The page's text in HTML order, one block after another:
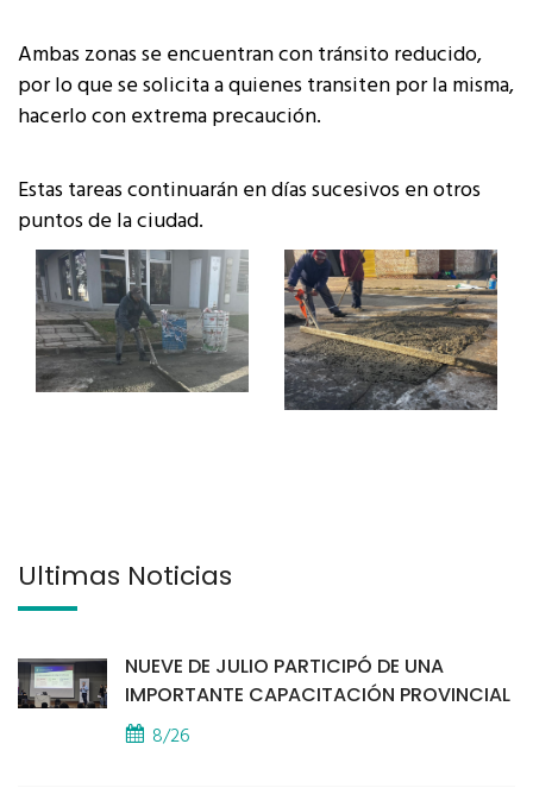
Ambas zonas se encuentran con tránsito reducido,
por lo que se solicita a quienes transiten por la misma,
hacerlo con extrema precaución.
Estas tareas continuarán en días sucesivos en otros
puntos de la ciudad.
Últimas Noticias
NUEVE DE JULIO PARTICIPÓ DE UNA
IMPORTANTE CAPACITACIÓN PROVINCIAL
8/26